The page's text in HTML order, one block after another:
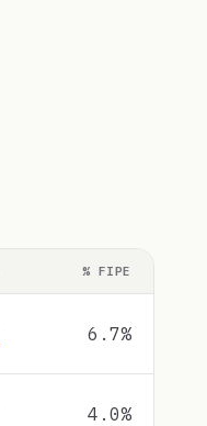
% FIPE
6.7%
4.0%